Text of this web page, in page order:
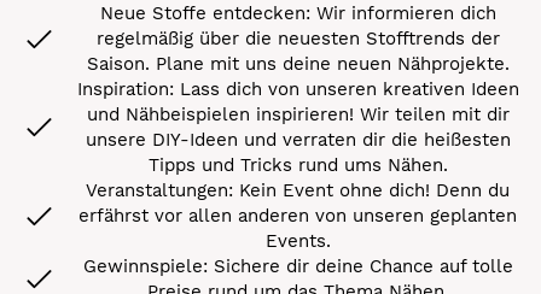
Neue Stoffe entdecken: Wir informieren dich
regelmäßig über die neuesten Stofftrends der
Saison. Plane mit uns deine neuen Nähprojekte.
Inspiration: Lass dich von unseren kreativen Ideen
und Nähbeispielen inspirieren! Wir teilen mit dir
unsere DIY-Ideen und verraten dir die heißesten
Tipps und Tricks rund ums Nähen.
Veranstaltungen: Kein Event ohne dich! Denn du
erfährst vor allen anderen von unseren geplanten
Events.
Gewinnspiele: Sichere dir deine Chance auf tolle